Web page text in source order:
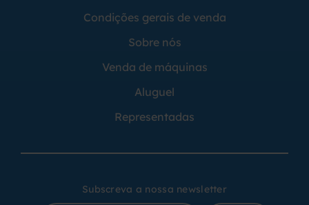
Condições gerais de venda
Sobre nós
Venda de máquinas
Aluguel
Representadas
Subscreva a nossa newsletter